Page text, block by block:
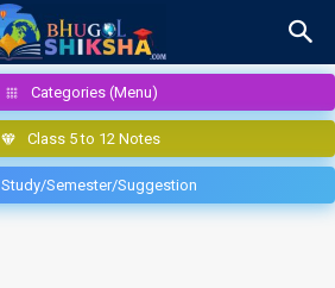
Categories (Menu)
Class 5 to 12 Notes
Study/Semester/Suggestion